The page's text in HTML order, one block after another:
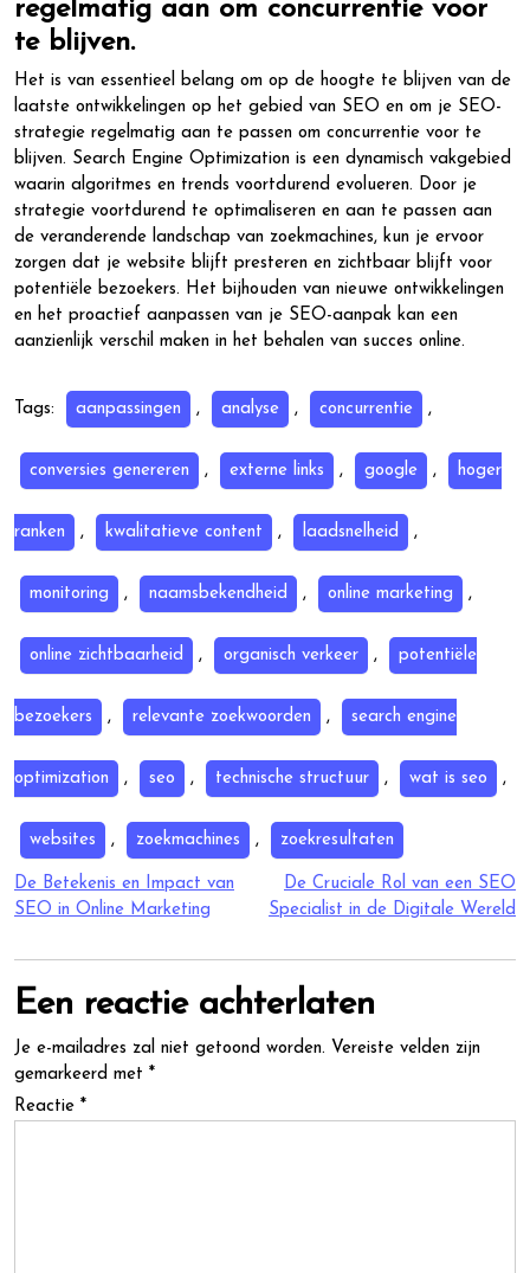
regelmatig aan om concurrentie voor
te blijven.
Het is van essentieel belang om op de hoogte te blijven van de
laatste ontwikkelingen op het gebied van SEO en om je SEO-
strategie regelmatig aan te passen om concurrentie voor te
blijven. Search Engine Optimization is een dynamisch vakgebied
waarin algoritmes en trends voortdurend evolueren. Door je
strategie voortdurend te optimaliseren en aan te passen aan
de veranderende landschap van zoekmachines, kun je ervoor
zorgen dat je website blijft presteren en zichtbaar blijft voor
potentiële bezoekers. Het bijhouden van nieuwe ontwikkelingen
en het proactief aanpassen van je SEO-aanpak kan een
aanzienlijk verschil maken in het behalen van succes online.
Tags: aanpassingen , analyse , concurrentie ,
conversies genereren , externe links , google , hoger
ranken , kwalitatieve content , laadsnelheid ,
monitoring , naamsbekendheid , online marketing ,
online zichtbaarheid , organisch verkeer , potentiële
bezoekers , relevante zoekwoorden , search engine
optimization , seo , technische structuur , wat is seo ,
websites , zoekmachines , zoekresultaten
Berichtnavigatie
De Betekenis en Impact van
SEO in Online Marketing
De Cruciale Rol van een SEO
Specialist in de Digitale Wereld
Een reactie achterlaten
Je e-mailadres zal niet getoond worden. Vereiste velden zijn
gemarkeerd met *
Reactie *